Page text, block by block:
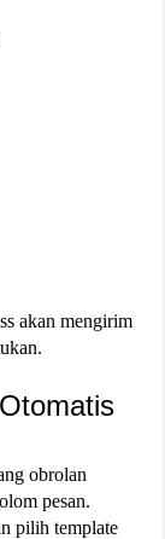
akan mengirim
obrolan
pesan.
pilih template